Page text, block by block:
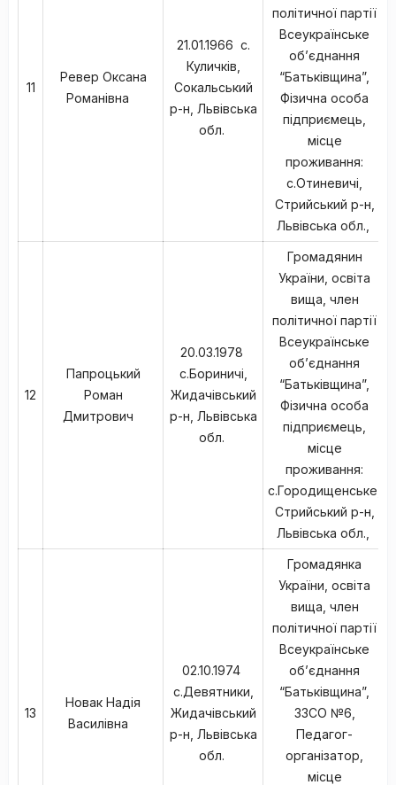
11
Ревер Оксана
Романівна
21.01.1966 с.
Куличків,
Сокальський
р-н, Львівська
обл.
політичної партії
Всеукраїнське
об’єднання
“Батьківщина”,
Фізична особа
підприємець,
місце
проживання:
с.Отиневичі,
Стрийський р-н,
Львівська обл.,
12
Папроцький
Роман
Дмитрович
20.03.1978
с.Бориничі,
Жидачівський
р-н, Львівська
обл.
Громадянин
України, освіта
вища, член
політичної партії
Всеукраїнське
об’єднання
“Батьківщина”,
Фізична особа
підприємець,
місце
проживання:
с.Городищенське,
Стрийський р-н,
Львівська обл.,
13
Новак Надія
Василівна
02.10.1974
с.Девятники,
Жидачівський
р-н, Львівська
обл.
Громадянка
України, освіта
вища, член
політичної партії
Всеукраїнське
об’єднання
“Батьківщина”,
ЗЗСО №6,
Педагог-
організатор,
місце